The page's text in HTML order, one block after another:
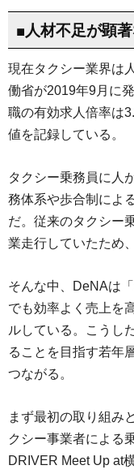
■人材不足が顕
現在タクシー業界は
働省が2019年9月に
職の有効求人倍率は
値を記録している。
タクシー乗務員に人
務体系や歩合制によ
だ。従来のタクシー
業走行していたため
そんな中、DeNAは
でも効率よく売上を
ルしている。こうし
ることを目指す若年
つながる。
まず最初の取り組み
クシー事業者による
DRIVER Meet Up at